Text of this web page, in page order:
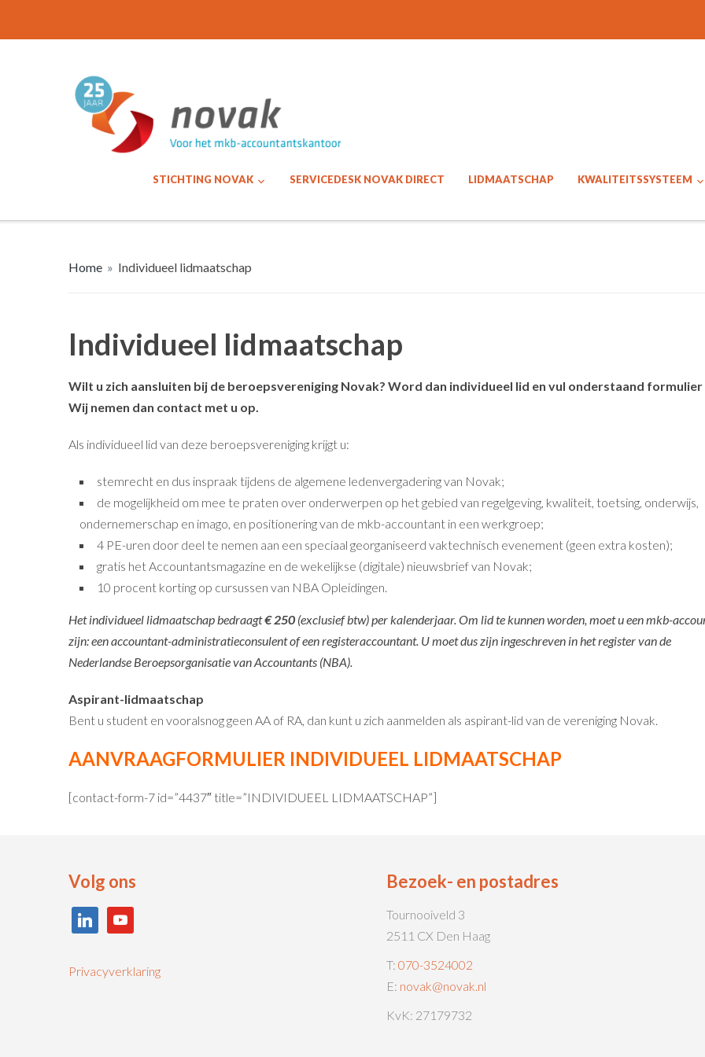
STICHTING NOVAK SERVICEDESK NOVAK DIRECT LIDMAATSCHAP KWALITEITSSYSTEEM
Home » Individueel lidmaatschap
Individueel lidmaatschap
Wilt u zich aansluiten bij de beroepsvereniging Novak? Word dan individueel lid en vul onderstaand formulier
Wij nemen dan contact met u op.
Als individueel lid van deze beroepsvereniging krijgt u:
stemrecht en dus inspraak tijdens de algemene ledenvergadering van Novak;
de mogelijkheid om mee te praten over onderwerpen op het gebied van regel­geving, kwaliteit, toetsing, onderwijs,
ondernemerschap en imago, en positionering van de mkb-accountant in een werkgroep;
4 PE-uren door deel te nemen aan een speciaal georganiseerd vaktechnisch evenement (geen extra kosten);
gratis het Accountantsmagazine en de wekelijkse (digitale) nieuwsbrief van Novak;
10 procent korting op cursussen van NBA Opleidingen.
Het individueel lidmaatschap bedraagt€ 250 (exclusief btw) per kalenderjaar. Om lid te kunnen worden, moet u een mkb-
zijn: een accountant-administratieconsulent of een registeraccountant. U moet dus zijn ingeschreven in het register van de
Nederlandse Beroepsorganisatie van Accountants (NBA).
Aspirant-lidmaatschap
Bent u student en vooralsnog geen AA of RA, dan kunt u zich aanmelden als aspirant-lid van de vereniging Novak.
AANVRAAGFORMULIER INDIVIDUEEL LIDMAATSCHAP
[contact-form-7 id=”4437″ title=”INDIVIDUEEL LIDMAATSCHAP”]
Volg ons
linkedin youtube
Privacyverklaring
Bezoek- en postadres
Tournooiveld 3
2511 CX Den Haag
T: 070-3524002
E: novak@novak.nl
KvK: 27179732